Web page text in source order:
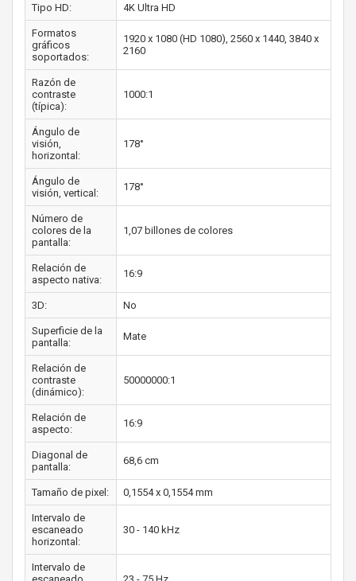
Tipo HD: 4K Ultra HD
Formatos
gráficos
soportados:
1920 x 1080 (HD 1080), 2560 x 1440, 3840 x
2160
Razón de
contraste
(típica):
1000:1
Ángulo de
visión,
horizontal:
178°
Ángulo de
visión, vertical:
178°
Número de
colores de la
pantalla:
1,07 billones de colores
Relación de
aspecto nativa:
16:9
3D: No
Superficie de la
pantalla:
Mate
Relación de
contraste
(dinámico):
50000000:1
Relación de
aspecto:
16:9
Diagonal de
pantalla:
68,6 cm
Tamaño de pixel: 0,1554 x 0,1554 mm
Intervalo de
escaneado
horizontal:
30 - 140 kHz
Intervalo de